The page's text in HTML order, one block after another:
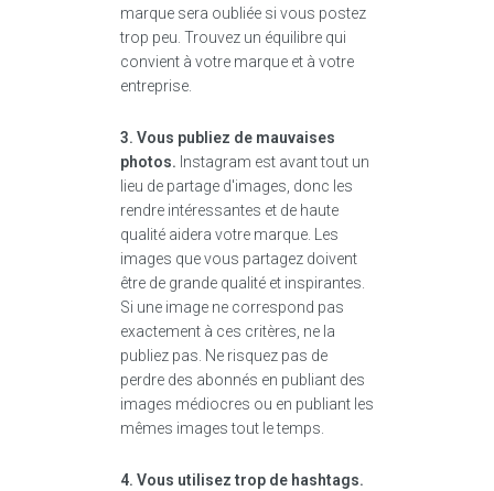
marque sera oubliée si vous postez
trop peu. Trouvez un équilibre qui
convient à votre marque et à votre
entreprise.
3. Vous publiez de mauvaises
photos. Instagram est avant tout un
lieu de partage d'images, donc les
rendre intéressantes et de haute
qualité aidera votre marque. Les
images que vous partagez doivent
être de grande qualité et inspirantes.
Si une image ne correspond pas
exactement à ces critères, ne la
publiez pas. Ne risquez pas de
perdre des abonnés en publiant des
images médiocres ou en publiant les
mêmes images tout le temps.
4. Vous utilisez trop de hashtags.